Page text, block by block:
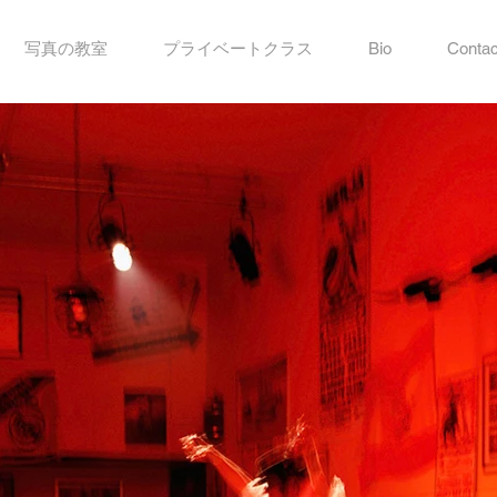
写真の教室 プライベートクラス Bio